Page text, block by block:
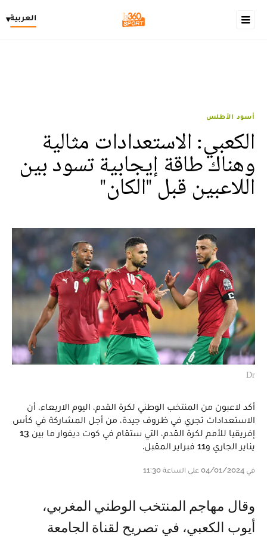
العربية▾
أسود الأطلس
الكعبي: الاستعدادات مثالية
وهناك طاقة إيجابية تسود بين
اللاعبين قبل "الكان"
Dr
أكد لاعبون من المنتخب الوطني لكرة القدم، اليوم الاربعاء، أن
الاستعدادات تجري في ظروف جيدة، من أجل المشاركة في كأس
إفريقيا للأمم لكرة القدم، التي ستقام في كوت ديفوار ما بين 13
يناير الجاري و11 فبراير المقبل.
في 04/01/2024 على الساعة 11:30
وقال مهاجم المنتخب الوطني المغربي،
أيوب الكعبي، في تصريح لقناة الجامعة